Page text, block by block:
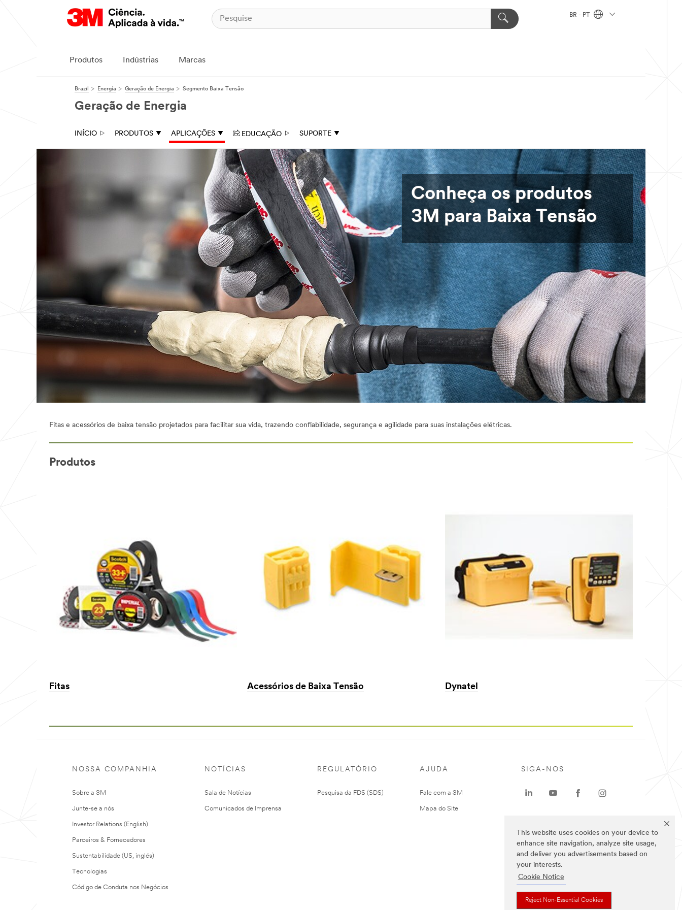
This website uses cookies on your device to
enhance site navigation, analyze site usage,
and deliver you advertisements based on
your interests.
Cookie Notice
Reject Non-Essential Cookies
BR - PT
Produtos Indústrias Marcas
Brazil Energía Geração de Energia Segmento Baixa Tensão
Geração de Energia
INÍCIO PRODUTOS APLICAÇÕES EDUCAÇÃO SUPORTE
Conheça os produtos
3M para Baixa Tensão
Fitas e acessórios de baixa tensão projetados para facilitar sua vida, trazendo confiabilidade, segurança e agilidade para suas instalações elétricas.
Produtos
Fitas Acessórios de Baixa Tensão Dynatel
NOSSA COMPANHIA
Sobre a 3M
Junte-se a nós
Investor Relations (English)
Parceiros & Fornecedores
Sustentabilidade (US, inglés)
Tecnologias
Código de Conduta nos Negócios
NOTÍCIAS
Sala de Notícias
Comunicados de Imprensa
REGULATÓRIO
Pesquisa da FDS (SDS)
AJUDA
Fale com a 3M
Mapa do Site
SIGA-NOS